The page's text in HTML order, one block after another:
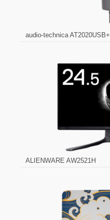
audio-technica AT2020USB+
ALIENWARE AW2521H